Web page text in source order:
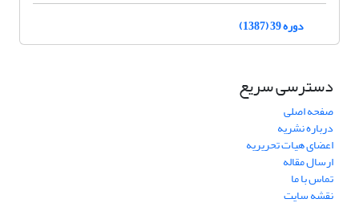
دوره 39 (1387)
دسترسی سریع
صفحه اصلی
درباره نشریه
اعضای هیات تحریریه
ارسال مقاله
تماس با ما
نقشه سایت